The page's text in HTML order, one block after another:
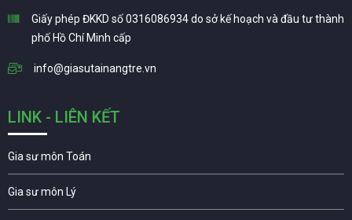
Giấy phép ĐKKD số 0316086934 do sở kế hoạch và đầu tư thành
phố Hồ Chí Minh cấp
info@giasutainangtre.vn
LINK - LIÊN KẾT
Gia sư môn Toán
Gia sư môn Lý